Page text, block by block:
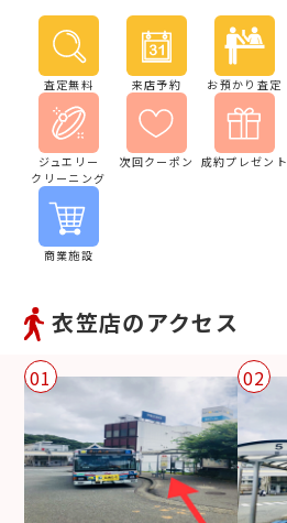
査定無料 来店予約 お預かり査定
ジュエリー
クリーニング
次回クーポン 成約プレゼント
商業施設
衣笠店のアクセス
01 02